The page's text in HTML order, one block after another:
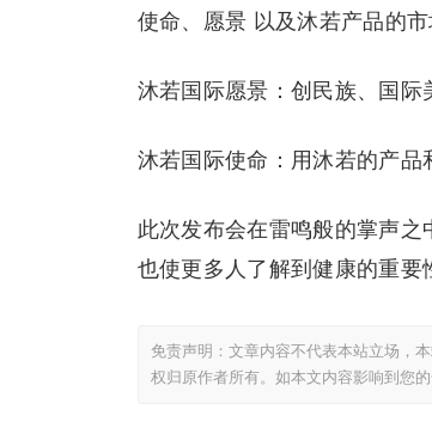
使命、愿景 以及沐若产品的市
沐若国际愿景：创民族、国际
沐若国际使命：用沐若的产
此次发布会在雷鸣般的掌声之
也使更多人了解到健康的重要
免责声明：文章内容不代表本站立场，
权归原作者所有。如本文内容影响到您